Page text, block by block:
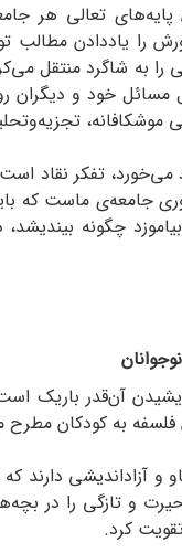
پایه‌های تعالی هر
را یاددادن
را به شاگرد منتقل
خود و دیگران
موشکافانه،
می‌خورد، تفکر نقاد
جامعه‌ی ماست که
چگونه
آن‌قدر باریک
فلسفه به کودکان
و آزاداندیشی دارند
و تازگی را در
کرد.